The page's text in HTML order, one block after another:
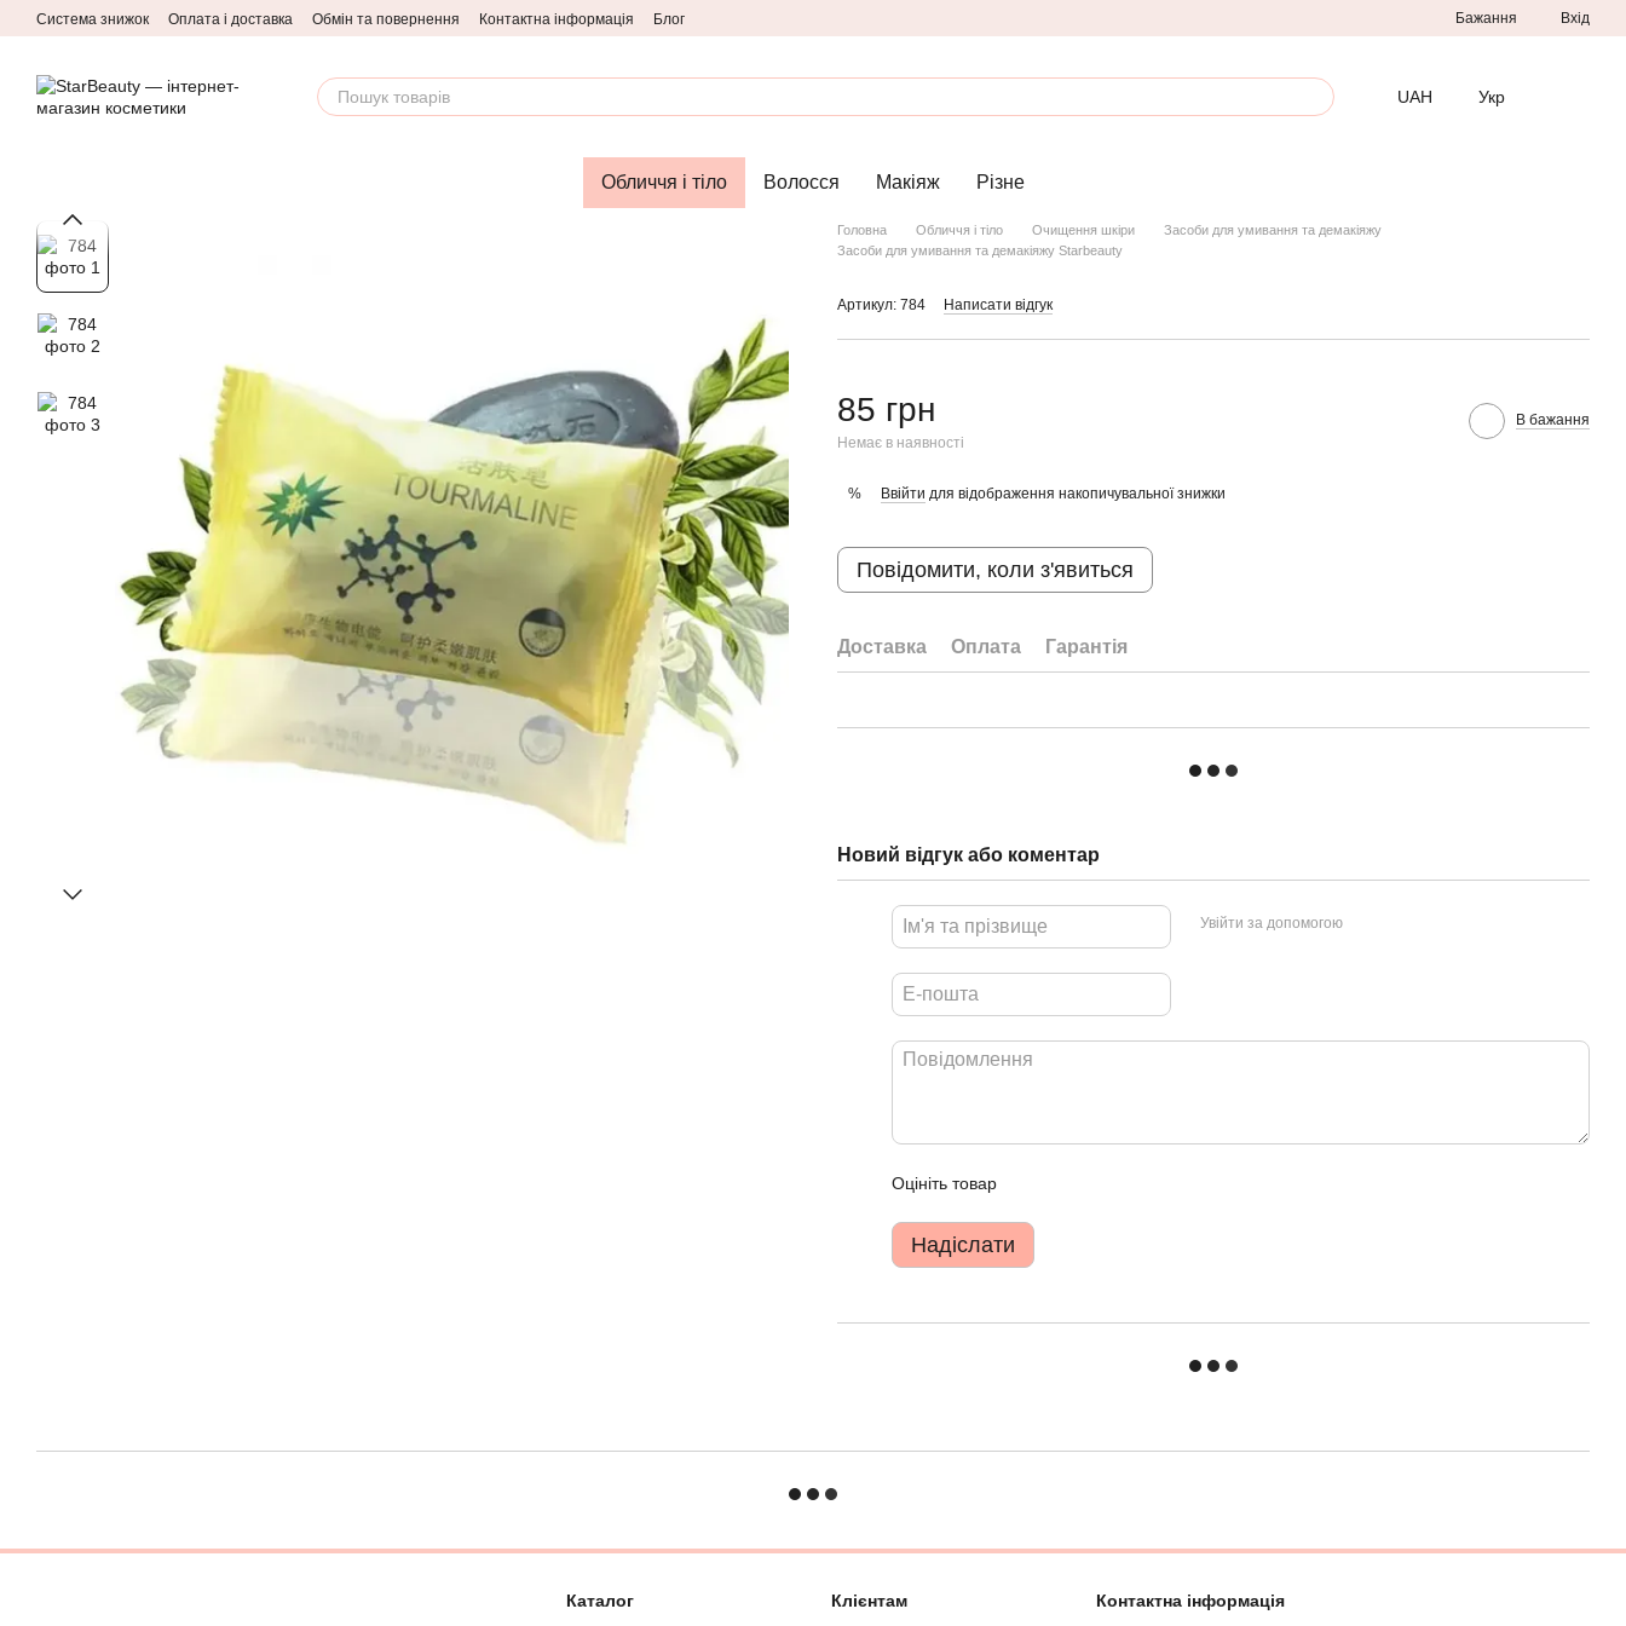
Перейти до основного контенту
Система знижок Оплата і доставка Обмін та повернення Контактна інформація Блог Бажання Вхід
UAH Укр
Обличчя і тіло Волосся Макіяж Різне
Головна Обличчя і тіло Очищення шкіри
Засоби для умивання та демакіяжу
Засоби для умивання та демакіяжу Starbeauty
Артикул: 784 Написати відгук
85 грн
Немає в наявності
В бажання
% Ввійти для відображення накопичувальної знижки
Повідомити, коли з'явиться
Доставка Оплата Гарантія
Новий відгук або коментар
Увійти за допомогою
Оцініть товар
Надіслати
Каталог Клієнтам Контактна інформація